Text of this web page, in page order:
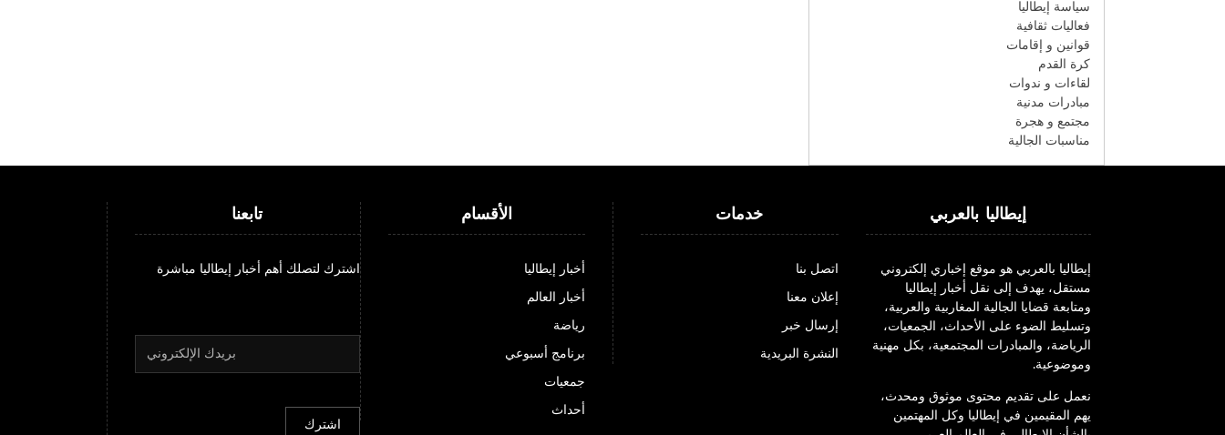
سياسة إيطاليا
فعاليات ثقافية
قوانين و إقامات
كرة القدم
لقاءات و ندوات
مبادرات مدنية
مجتمع و هجرة
مناسبات الجالية
تابعنا
اشترك لتصلك أهم أخبار إيطاليا مباشرة
الأقسام
أخبار إيطاليا
أخبار العالم
رياضة
برنامج أسبوعي
جمعيات
أحداث
خدمات
اتصل بنا
إعلان معنا
إرسال خبر
النشرة البريدية
إيطاليا بالعربي
إيطاليا بالعربي هو موقع إخباري إلكتروني
مستقل، يهدف إلى نقل أخبار إيطاليا
ومتابعة قضايا الجالية المغاربية والعربية،
وتسليط الضوء على الأحداث، الجمعيات،
الرياضة، والمبادرات المجتمعية، بكل مهنية
وموضوعية.
نعمل على تقديم محتوى موثوق ومحدث،
يهم المقيمين في إيطاليا وكل المهتمين